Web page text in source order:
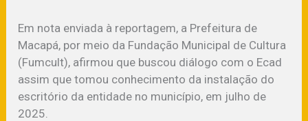
Em nota enviada à reportagem, a Prefeitura de
Macapá, por meio da Fundação Municipal de Cultura
(Fumcult), afirmou que buscou diálogo com o Ecad
assim que tomou conhecimento da instalação do
escritório da entidade no município, em julho de
2025.